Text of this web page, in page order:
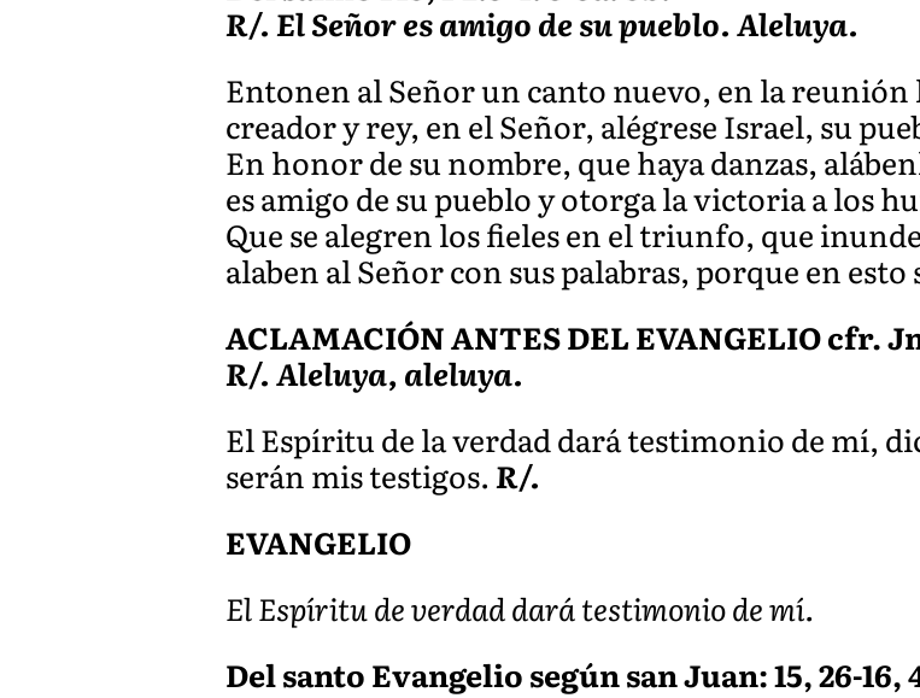
R/. El Señor es amigo de su pueblo. Aleluya.
Entonen al Señor un canto nuevo, en la
creador y rey, en el Señor, alégrese Israel, su
En honor de su nombre, que haya danzas,
es amigo de su pueblo y otorga la victoria a los
Que se alegren los fieles en el triunfo, que
alaben al Señor con sus palabras, porque en esto
ACLAMACIÓN ANTES DEL EVANGELIO cfr. Jn
R/. Aleluya, aleluya.
El Espíritu de la verdad dará testimonio de mí,
serán mis testigos.R/.
EVANGELIO
El Espíritu de verdad dará testimonio de mí.
Del santo Evangelio según san Juan: 15, 26-16,